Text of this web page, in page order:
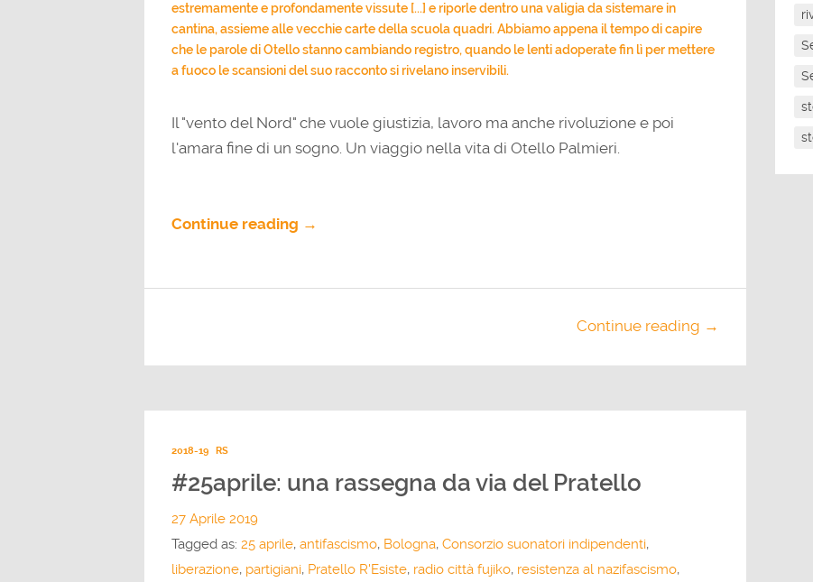
estremamente e profondamente vissute [...] e riporle dentro una valigia da sistemare in
cantina, assieme alle vecchie carte della scuola quadri. Abbiamo appena il tempo di capire
che le parole di Otello stanno cambiando registro, quando le lenti adoperate fin lì per mettere
a fuoco le scansioni del suo racconto si rivelano inservibili.
Il "vento del Nord" che vuole giustizia, lavoro ma anche rivoluzione e poi
l'amara fine di un sogno. Un viaggio nella vita di Otello Palmieri.
Continue reading →
Continue reading →
2018-19 RS
#25aprile: una rassegna da via del Pratello
27 Aprile 2019
Tagged as: 25 aprile, antifascismo, Bologna, Consorzio suonatori indipendenti,
liberazione, partigiani, Pratello R'Esiste, radio città fujiko, resistenza al nazifascismo,